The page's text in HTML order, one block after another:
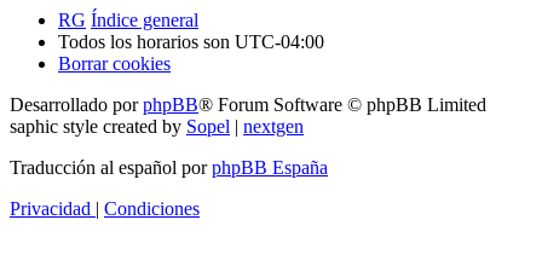
RG Índice general
Todos los horarios son UTC-04:00
Borrar cookies
Desarrollado porphpBB® Forum Software © phpBB Limited
saphic style created by Sopel | nextgen
Traducción al español porphpBB España
Privacidad | Condiciones